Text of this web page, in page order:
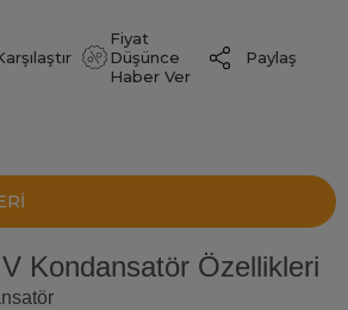
Fiyat
Düşünce
Haber Ver
Paylaş
Kondansatör Özellikleri